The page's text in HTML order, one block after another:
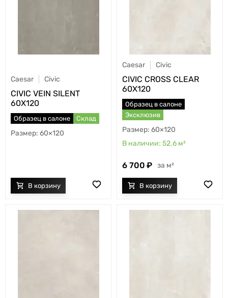
Caesar Civic
CIVIC VEIN SILENT
60X120
Образец в салоне Склад
60×120
Caesar Civic
CIVIC CROSS CLEAR
60X120
Образец в салоне
Эксклюзив
60×120
52.6 м²
6 700 м²